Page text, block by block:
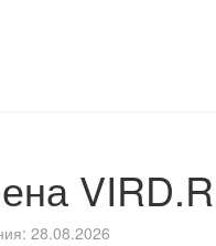
28.08.2026